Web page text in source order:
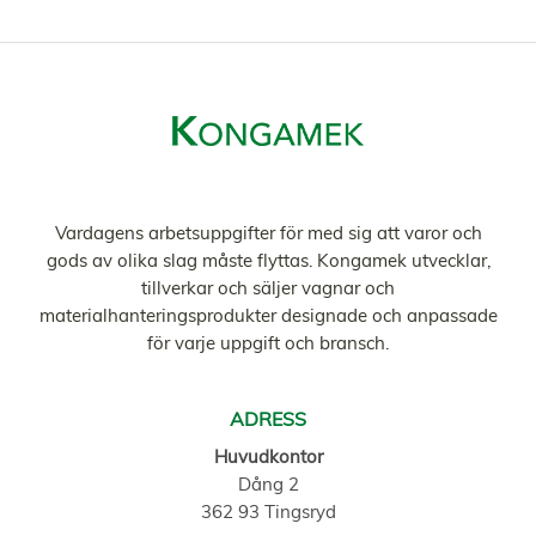
Vardagens arbetsuppgifter för med sig att varor och
gods av olika slag måste flyttas. Kongamek utvecklar,
tillverkar och säljer vagnar och
materialhanteringsprodukter designade och anpassade
för varje uppgift och bransch.
ADRESS
Huvudkontor
Dång 2
362 93 Tingsryd